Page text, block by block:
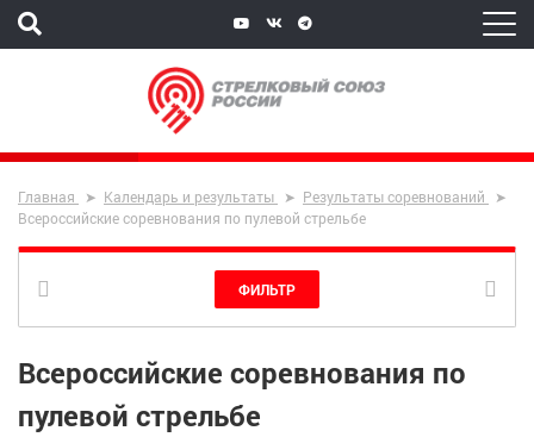
Главная Календарь и результаты
Результаты соревнований
Всероссийские соревнования по пулевой стрельбе
ФИЛЬТР
Всероссийские соревнования по
пулевой стрельбе